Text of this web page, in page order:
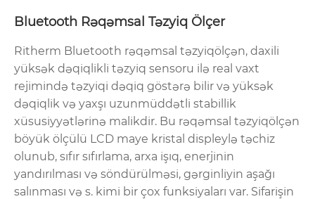
Bluetooth Rəqəmsal Təzyiq Ölçer
Ritherm Bluetooth rəqəmsal təzyiqölçən, daxili
yüksək dəqiqlikli təzyiq sensoru ilə real vaxt
rejimində təzyiqi dəqiq göstərə bilir və yüksək
dəqiqlik və yaxşı uzunmüddətli stabillik
xüsusiyyətlərinə malikdir. Bu rəqəmsal təzyiqölçən
böyük ölçülü LCD maye kristal displeylə təchiz
olunub, sıfır sıfırlama, arxa işıq, enerjinin
yandırılması və söndürülməsi, gərginliyin aşağı
salınması və s. kimi bir çox funksiyaları var. Sifarişin